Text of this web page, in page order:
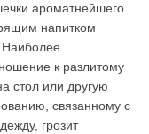
ароматнейшего
напитком
Наиболее
к разлитому
стол или другую
связанному с
грозит